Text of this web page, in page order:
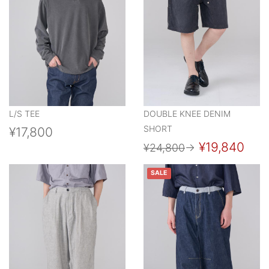
L/S TEE
¥17,800
DOUBLE KNEE DENIM
SHORT
¥24,800→ ¥19,840
SALE